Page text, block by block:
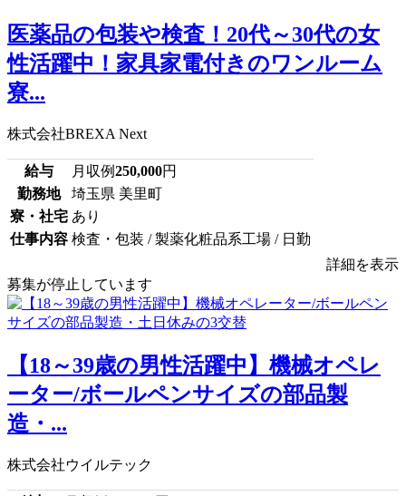
医薬品の包装や検査！20代～30代の女
性活躍中！家具家電付きのワンルーム
寮...
株式会社BREXA Next
給与 月収例250,000円
勤務地
埼玉県 美里町
寮・社宅 あり
仕事内容 検査・包装 / 製薬化粧品系工場 / 日勤
詳細を表示
募集が停止しています
【18～39歳の男性活躍中】機械オペレ
ーター/ボールペンサイズの部品製
造・...
株式会社ウイルテック